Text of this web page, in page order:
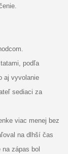
podľa
aj vyvolanie
sediaci za
viac menej bez
na dlhší čas
zápas bol